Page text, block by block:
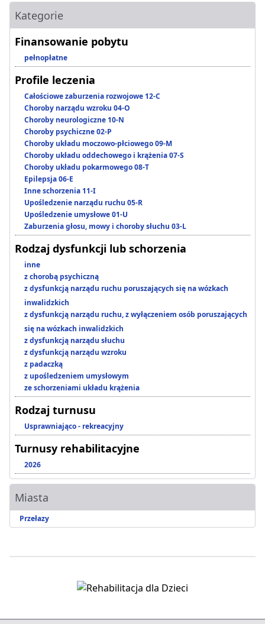
Kategorie
Finansowanie pobytu
pełnopłatne
Profile leczenia
Całościowe zaburzenia rozwojowe 12-C
Choroby narządu wzroku 04-O
Choroby neurologiczne 10-N
Choroby psychiczne 02-P
Choroby układu moczowo-płciowego 09-M
Choroby układu oddechowego i krążenia 07-S
Choroby układu pokarmowego 08-T
Epilepsja 06-E
Inne schorzenia 11-I
Upośledzenie narządu ruchu 05-R
Upośledzenie umysłowe 01-U
Zaburzenia głosu, mowy i choroby słuchu 03-L
Rodzaj dysfunkcji lub schorzenia
inne
z chorobą psychiczną
z dysfunkcją narządu ruchu poruszających się na wózkach
inwalidzkich
z dysfunkcją narządu ruchu, z wyłączeniem osób poruszających
się na wózkach inwalidzkich
z dysfunkcją narządu słuchu
z dysfunkcją narządu wzroku
z padaczką
z upośledzeniem umysłowym
ze schorzeniami układu krążenia
Rodzaj turnusu
Usprawniająco - rekreacyjny
Turnusy rehabilitacyjne
2026
Miasta
Przełazy